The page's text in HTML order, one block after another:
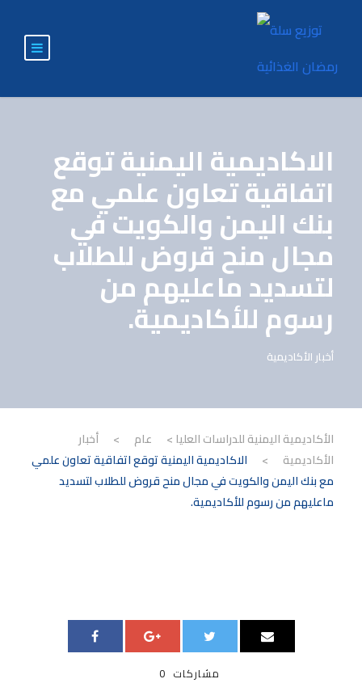
الاكاديمية اليمنية توقع
اتفاقية تعاون علمي مع
بنك اليمن والكويت في
مجال منح قروض للطلاب
لتسديد ماعليهم من
رسوم للأكاديمية.
أخبار الأكاديمية
الأكاديمية اليمنية للدراسات العليا > عام >
أخبار
الأكاديمية
>
الاكاديمية اليمنية توقع اتفاقية تعاون علمي
مع بنك اليمن والكويت في مجال منح قروض للطلاب لتسديد
ماعليهم من رسوم للأكاديمية.
0 مشاركات